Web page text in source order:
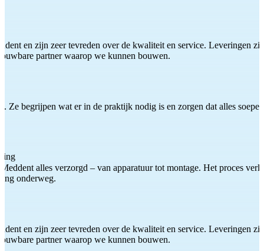
en zijn zeer tevreden over de kwaliteit en service. Leveringen
partner waarop we kunnen bouwen.
Ze begrijpen wat er in de praktijk nodig is en zorgen dat alles
alles verzorgd – van apparatuur tot montage. Het proces
onderweg.
en zijn zeer tevreden over de kwaliteit en service. Leveringen
partner waarop we kunnen bouwen.